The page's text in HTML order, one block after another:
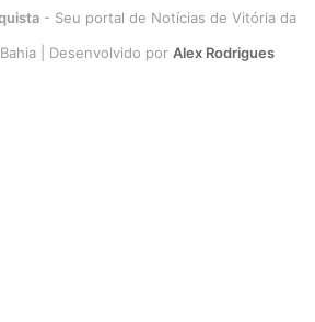
- Seu portal de Notícias de Vitória da
| Desenvolvido por Alex Rodrigues